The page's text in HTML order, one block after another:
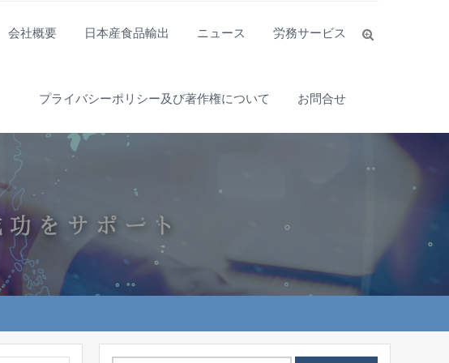
会社概要 日本産食品輸出 ニュース 労務サービス
プライバシーポリシー及び著作権について お問合せ